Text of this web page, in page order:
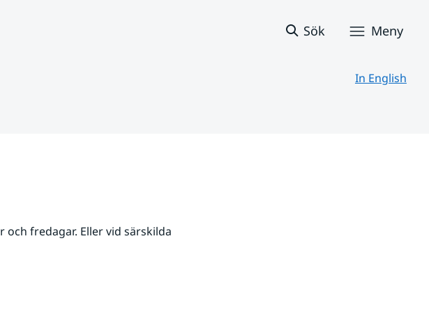
Sök Meny
In English
fredagar. Eller vid särskilda